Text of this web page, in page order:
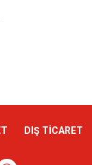
DIŞ TİCARET